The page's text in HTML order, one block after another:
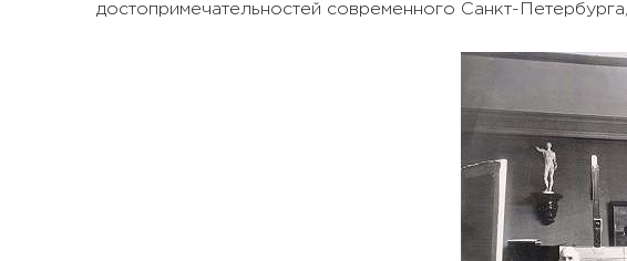
достопримечательностей современного Санкт-